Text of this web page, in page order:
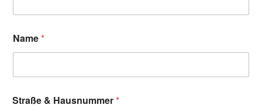
Name*
Straße & Hausnummer*